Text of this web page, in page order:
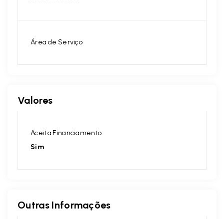
Área de Serviço
Valores
Aceita Financiamento:
Sim
Outras Informações